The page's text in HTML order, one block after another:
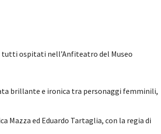
tutti ospitati nell’Anfiteatro del Museo
brillante e ironica tra personaggi femminili,
Mazza ed Eduardo Tartaglia, con la regia di